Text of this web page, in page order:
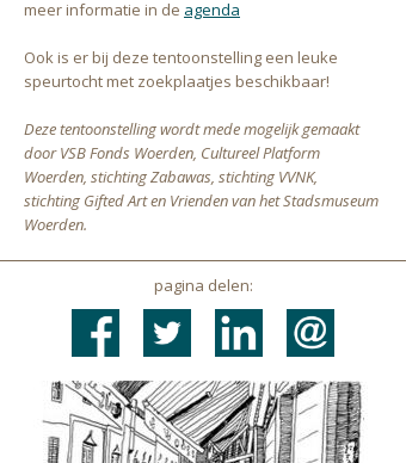
meer informatie in de agenda
Ook is er bij deze tentoonstelling een leuke
speurtocht met zoekplaatjes beschikbaar!
Deze tentoonstelling wordt mede mogelijk gemaakt
door VSB Fonds Woerden, Cultureel Platform
Woerden, stichting Zabawas, stichting VVNK,
stichting Gifted Art en Vrienden van het Stadsmuseum
Woerden.
pagina delen: